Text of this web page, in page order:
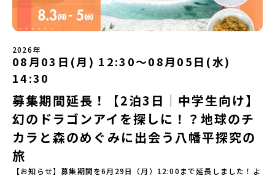
絡日：お支払いいただく旅行代金】・21日目にあたる日以前：無
料・20日目-8日目：20％・7日目-2日目：30％・プログラム開始日
加またはプログラム開始後の解除：100％・催行中止について天候な
どの状況等によって開催を見合わせる可能性があります。その場合
は原則、開催日1週間前までにご連絡いたします。又、最少催行人数
に達しなかった場合は、開催日3週間前までに催行中止の旨をメール
にてご連絡いたします。・よくあるご質問その他、よくあるご質問
についてはこちらをご確認ください。運営団体について＜プログラ
ム主催：一般財団法人地域・教育魅力化プラットフォーム＞「意志
ある若者にあふれる持続可能な地域・社会をつくる」というビジョ
ンを掲げ、2017年3月に島根県に設立した教育事業団体です。日本
全国約200の高校と連携しながら、中学卒業後に地域の枠を越えて生
徒一人ひとりの夢や価値観に合った地域・学校で1〜3年間過ごすこ
知りたい方や、お申し込みを迷われている方向けにZoomでのオン
ライン配信を行います。知りたい情報のレベルに合わせて、以下の2
つのステップをご活用ください。【STEP 1】全体オンライン説明会
（アーカイブ動画を公開中！）〜まずは「おためし地域留学」を知
りたい方へ〜日本全国20以上の地域から選んで参加できる「おため
し地域留学」の魅力を凝縮したアーカイブ動画をご覧いただけま
す。初めての一人旅への不安や、事務局のサポート体制、安全面に
る]YouTube：https://youtu.be/Yt8nd04aNgA?
si=e5erbspvwz5O8_uF【STEP 2】平取町プログラム説明会〜
「平取町」の内容を具体的に深掘りしたい方へ〜全体説明を聞いた
うえで、「平取町では具体的に何をするの？」「どんな町なの？」
という疑問にお答えする説明会です。平取町ならではの豊かな文化
や、2泊3日のプログラムの中身をたっぷりとお伝えします。日
時： 5月7日(木) 19：00〜19：40内 容： 平取町ってどんなとこ
定）＜１日目＞（PM）「オリエンテーション・自己紹介ワーク」
「大樹町の自然を満喫」 -先人の知恵と夢を体験「砂金堀」 -川
樹高校見学・寮見学」 -大樹高校の特徴を知る学校体験 -高校生
との対話「大樹町の魅力を体験①」 -大樹町ならではのランチ＆ス
イーツ（PM）「大樹町の魅力を体験②」 -大樹町宇宙交流センタ
ーSORA見学 -モデルロケットを飛ばしてみよう！「みんなで
BBQ」 -さらに仲間や地元の高校生、町の大人たちと交流＜3日目
＞（AM）「3日間の振り返りワーク」 -みんなで振り返り対話「牧
場の舞台裏。フィールドワーク」 -牧場見学・搾乳体験・動物と触
れ合おう「ランチ/お土産タイム」（PM） 14：00頃プログラム終
了-とかち帯広空港には15：00頃に到着予定です。※天候の状況や参
加人数によってプログラムを変更する場合がございます。参加概要
【開催場所】北海道大樹町（たいきちょう）【実施日程】7月28日
す。400年前から続く「武士の道」を歩く昔、武士たちがまちを守る
ために築いた「出水麓（いずみふもと）武家屋敷群」。今も残る約
150軒のお屋敷のほとんどに、今も人が住んでいます。400年前の武
士が歩いた道を、自分の足で歩く。まるで、まち全体がタイムカプ
セル。真っ青な海へダイブ！目の前に広がる八代海（やつしろか
い）は穏やかなリアス式海岸。海に沈む夕日は一生に一度は見てお
きたい景色です。出水工業高校は、「建築科」と「機械電気科」の2
つの学科。金属加工、電気工作、建物のデザインにチャレンジでき
る環境。「高校生ものづくりコンテスト」の木材加工部門で九州大
会2位に輝くなど、先輩たちの実力はホンモノ！この旅では自分の手
でモノをつくる時間を体験。金属を削ったり、電気を組んだり、木
で形をつくったり。プロの機械にさわれる高校で&quot;自分の手
&quot;でモノづくりにチャレンジ。夜には自分だけの「竹灯籠（た
けとうろう）」を作って灯りをともします。真っ青な海に思いっき
2026年
08月03日(月) 12:30〜08月05日(水)
14:30
募集期間延長！【2泊3日｜中学生向け】
幻のドラゴンアイを探しに！？地球のチ
カラと森のめぐみに出会う八幡平探究の
旅
【お知らせ】募集期間を6月29日（月）12:00まで延長しました！よ